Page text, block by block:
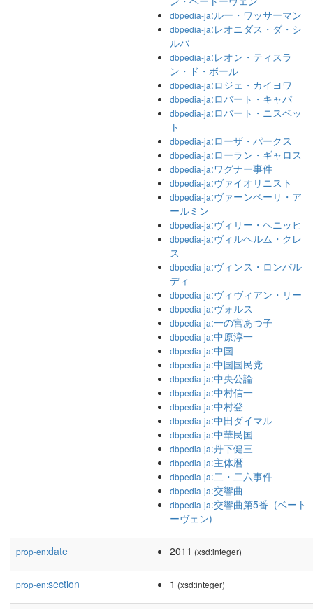
dbpedia-ja:ルー・ワッサーマン
dbpedia-ja:レオニダス・ダ・シ
ルバ
dbpedia-ja:レオン・ティスラ
ン・ド・ボール
dbpedia-ja:ロジェ・カイヨワ
dbpedia-ja:ロバート・キャパ
dbpedia-ja:ロバート・ニスベッ
ト
dbpedia-ja:ローザ・パークス
dbpedia-ja:ローラン・ギャロス
dbpedia-ja:ワグナー事件
dbpedia-ja:ヴァイオリニスト
dbpedia-ja:ヴァーンベーリ・ア
ールミン
dbpedia-ja:ヴィリー・ヘニッヒ
dbpedia-ja:ヴィルヘルム・クレ
ス
dbpedia-ja:ヴィンス・ロンバル
ディ
dbpedia-ja:ヴィヴィアン・リー
dbpedia-ja:ヴォルス
dbpedia-ja:一の宮あつ子
dbpedia-ja:中原淳一
dbpedia-ja:中国
dbpedia-ja:中国国民党
dbpedia-ja:中央公論
dbpedia-ja:中村信一
dbpedia-ja:中村登
dbpedia-ja:中田ダイマル
dbpedia-ja:中華民国
dbpedia-ja:丹下健三
dbpedia-ja:主体暦
dbpedia-ja:二・二六事件
dbpedia-ja:交響曲
dbpedia-ja:交響曲第5番_(ベート
ーヴェン)
prop-en:date 2011 (xsd:integer)
prop-en:section 1 (xsd:integer)